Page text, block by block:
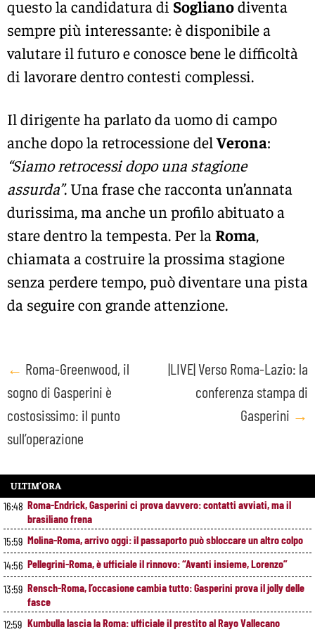
questo la candidatura di Soglianodiventa
sempre più interessante: è disponibile a
valutare il futuro e conosce bene le difficoltà
di lavorare dentro contesti complessi.
Il dirigente ha parlato da uomo di campo
anche dopo la retrocessione delVerona:
“Siamo retrocessi dopo una stagione
assurda”. Una frase che racconta un’annata
durissima, ma anche un profilo abituato a
stare dentro la tempesta. Per la Roma,
chiamata a costruire la prossima stagione
senza perdere tempo, può diventare una pista
da seguire con grande attenzione.
Post
navigation
← Roma-Greenwood, il
sogno di Gasperini è
costosissimo: il punto
sull’operazione
|LIVE| Verso Roma-Lazio: la
conferenza stampa di
Gasperini →
ULTIM’ORA
16:48 Roma-Endrick, Gasperini ci prova davvero: contatti avviati, ma il
brasiliano frena
15:59 Molina-Roma, arrivo oggi: il passaporto può sbloccare un altro colpo
14:56 Pellegrini-Roma, è ufficiale il rinnovo: “Avanti insieme, Lorenzo”
13:59 Rensch-Roma, l’occasione cambia tutto: Gasperini prova il jolly delle
fasce
12:59 Kumbulla lascia la Roma: ufficiale il prestito al Rayo Vallecano